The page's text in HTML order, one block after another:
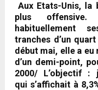
Aux Etats-Unis, la
plus offensive.
habituellement
tranches d’un
début mai, elle a eu
d’un demi-point,
2000/ L’objectif :
qui s’affichait à